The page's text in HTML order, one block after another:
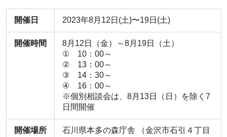
開催日 2023年8月12日(土)〜19日(土)
開催時間
8月12日（金）～8月19日（土）
① 10：00～
② 13：00～
③ 14：30～
④ 16：00～
※個別相談会は、8月13日（日）を除く7
日間開催
開催場所
石川県本多の森庁舎 （金沢市石引４丁目